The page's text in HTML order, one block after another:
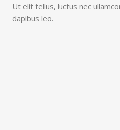
Ut elit tellus, luctus nec
dapibus leo.